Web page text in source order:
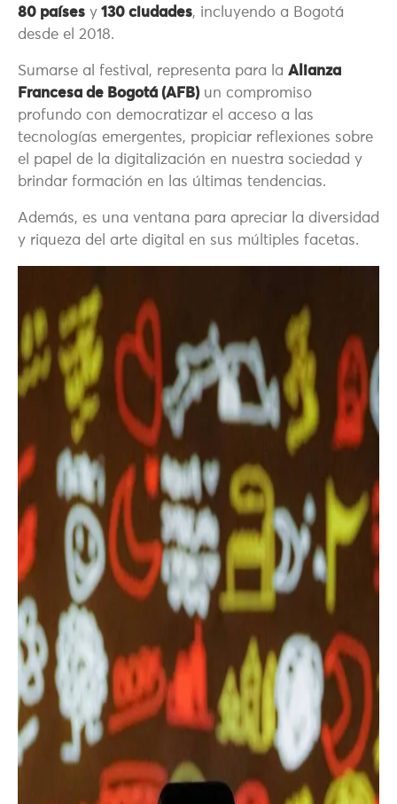
80 países y 130 ciudades, incluyendo a Bogotá
desde el 2018.
Sumarse al festival, representa para la Alianza
Francesa de Bogotá (AFB) un compromiso
profundo con democratizar el acceso a las
tecnologías emergentes, propiciar reflexiones sobre
el papel de la digitalización en nuestra sociedad y
brindar formación en las últimas tendencias.
Además, es una ventana para apreciar la diversidad
y riqueza del arte digital en sus múltiples facetas.